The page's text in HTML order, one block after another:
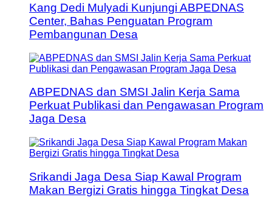
Kang Dedi Mulyadi Kunjungi ABPEDNAS
Center, Bahas Penguatan Program
Pembangunan Desa
ABPEDNAS dan SMSI Jalin Kerja Sama
Perkuat Publikasi dan Pengawasan Program
Jaga Desa
Srikandi Jaga Desa Siap Kawal Program
Makan Bergizi Gratis hingga Tingkat Desa